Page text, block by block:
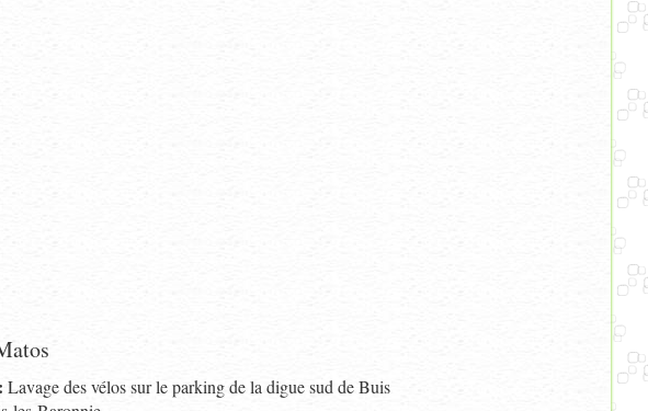
Lavage des vélos sur le parking de la digue sud de Buis